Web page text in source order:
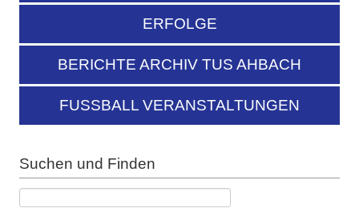
ERFOLGE
BERICHTE ARCHIV TUS AHBACH
FUSSBALL VERANSTALTUNGEN
Suchen und Finden